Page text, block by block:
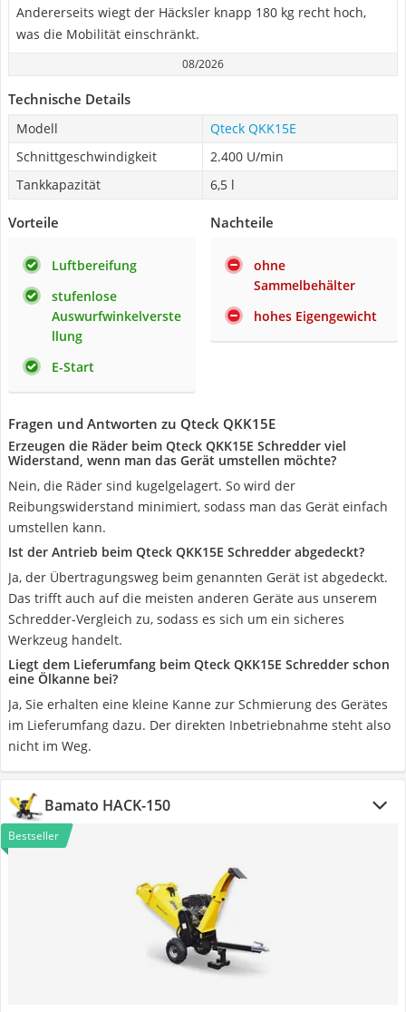
Andererseits wiegt der Häcksler knapp 180 kg recht hoch,
was die Mobilität einschränkt.
08/2026
Technische Details
Modell
Qteck QKK15E
Schnittgeschwindigkeit
2.400 U/min
Tankkapazität
6,5 l
Vorteile
Luftbereifung
stufenlose
Auswurfwinkelverste
llung
E-Start
Nachteile
ohne
Sammelbehälter
hohes Eigengewicht
Fragen und Antworten zu Qteck QKK15E
Erzeugen die Räder beim Qteck QKK15E Schredder viel
Widerstand, wenn man das Gerät umstellen möchte?
Nein, die Räder sind kugelgelagert. So wird der
Reibungswiderstand minimiert, sodass man das Gerät einfach
umstellen kann.
Ist der Antrieb beim Qteck QKK15E Schredder abgedeckt?
Ja, der Übertragungsweg beim genannten Gerät ist abgedeckt.
Das trifft auch auf die meisten anderen Geräte aus unserem
Schredder-Vergleich zu, sodass es sich um ein sicheres
Werkzeug handelt.
Liegt dem Lieferumfang beim Qteck QKK15E Schredder schon
eine Ölkanne bei?
Ja, Sie erhalten eine kleine Kanne zur Schmierung des Gerätes
im Lieferumfang dazu. Der direkten Inbetriebnahme steht also
nicht im Weg.
Bamato HACK-150
Bestseller